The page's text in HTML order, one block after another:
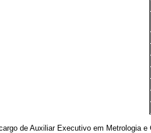
de Auxiliar Executivo em Metrologia e